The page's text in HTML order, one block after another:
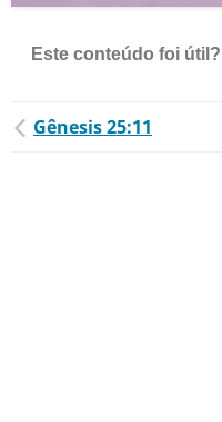
Este conteúdo foi útil?
Gênesis 25:11